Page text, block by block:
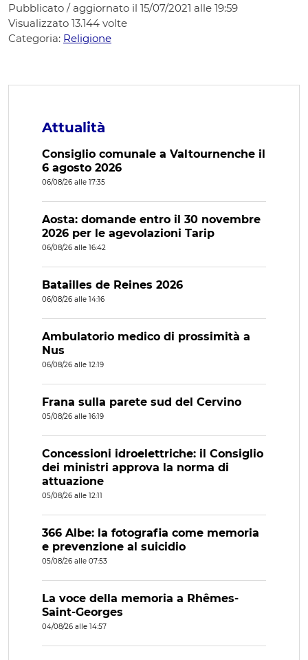
Pubblicato / aggiornato il 15/07/2021 alle 19:59
Visualizzato 13.144 volte
Categoria: Religione
Attualità
Consiglio comunale a Valtournenche il
6 agosto 2026
06/08/26 alle 17:35
Aosta: domande entro il 30 novembre
2026 per le agevolazioni Tarip
06/08/26 alle 16:42
Batailles de Reines 2026
06/08/26 alle 14:16
Ambulatorio medico di prossimità a
Nus
06/08/26 alle 12:19
Frana sulla parete sud del Cervino
05/08/26 alle 16:19
Concessioni idroelettriche: il Consiglio
dei ministri approva la norma di
attuazione
05/08/26 alle 12:11
366 Albe: la fotografia come memoria
e prevenzione al suicidio
05/08/26 alle 07:53
La voce della memoria a Rhêmes-
Saint-Georges
04/08/26 alle 14:57